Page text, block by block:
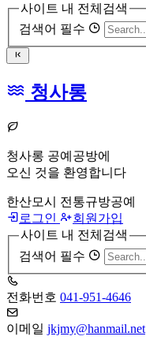
사이트 내 전체검색
검색어 필수
청사롱
청사롱 공예공방에
오신 것을 환영합니다
한산모시 전통규방공예
로그인
회원가입
사이트 내 전체검색
검색어 필수
전화번호 041-951-4646
이메일 jkjmy@hanmail.net